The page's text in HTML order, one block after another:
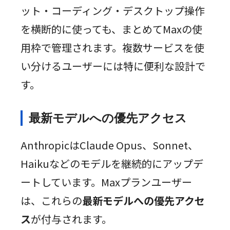
ット・コーディング・デスクトップ操作
を横断的に使っても、まとめてMaxの使
用枠で管理されます。複数サービスを使
い分けるユーザーには特に便利な設計で
す。
最新モデルへの優先アクセス
AnthropicはClaude Opus、Sonnet、
Haikuなどのモデルを継続的にアップデ
ートしています。Maxプランユーザー
は、これらの最新モデルへの優先アクセ
スが付与されます。